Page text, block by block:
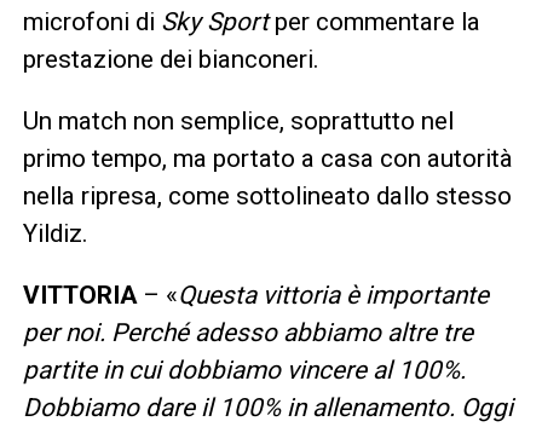
microfoni di Sky Sportper commentare la
prestazione dei bianconeri.
Un match non semplice, soprattutto nel
primo tempo, ma portato a casa con autorità
nella ripresa, come sottolineato dallo stesso
Yildiz.
VITTORIA– «Questa vittoria è importante
per noi. Perché adesso abbiamo altre tre
partite in cui dobbiamo vincere al 100%.
Dobbiamo dare il 100% in allenamento. Oggi